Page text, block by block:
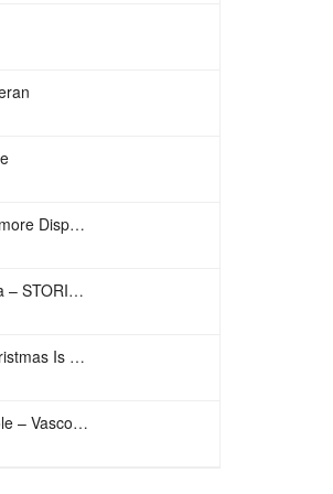
Achille Lauro – Amore Disperato
Tananai, Annalisa – STORIE BREVI
All I Want For Christmas Is You – Mariah Carey
Come Nelle Favole – Vasco Rossi